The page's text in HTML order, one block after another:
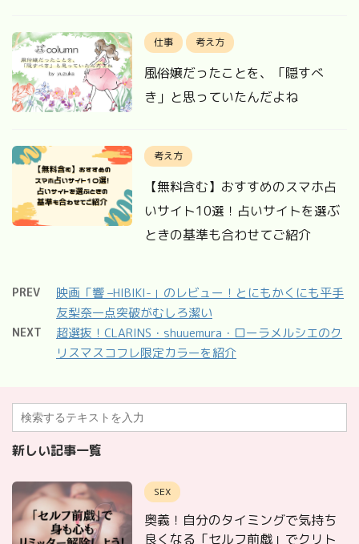
仕事 考え方
風俗嬢だったことを、「隠すべ
き」と思っていたんだよね
考え方
【無料含む】おすすめのスマホ占
いサイト10選！占いサイトを選ぶ
ときの基準も合わせてご紹介
PREV
映画「響 –HIBIKI-」のレビュー！とにもかくにも平手
友梨奈一点突破がむしろ潔い
NEXT
超選抜！CLARINS・shuuemura・ローラメルシエのク
リスマスコフレ限定カラーを紹介
新しい記事一覧
SEX
奥義！自分のタイミングで気持ち
良くなる「セルフ前戯」でクリト